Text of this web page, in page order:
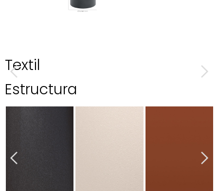
Textil
Estructura